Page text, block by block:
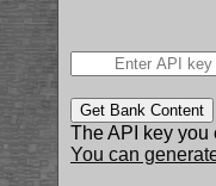
Get Bank Content
The API key you
You can